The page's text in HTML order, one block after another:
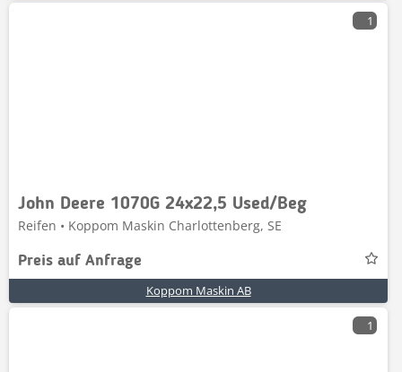
1
John Deere 1070G 24x22,5 Used/Beg
Reifen • Koppom Maskin Charlottenberg, SE
Preis auf Anfrage
Koppom Maskin AB
1